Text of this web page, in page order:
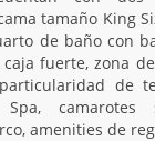
tamaño King
de baño con
fuerte, zona
de
camarotes
amenities de